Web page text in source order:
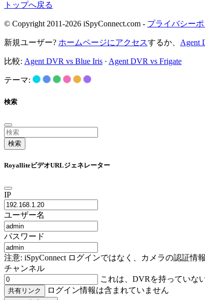
トップへ戻る
© Copyright 2011-2026 iSpyConnect.com - プライバシー
新規ユーザー? ホームページにアクセスするか、 Agent
比較: Agent DVR vs Blue Iris · Agent DVR vs Frigate
テーマ:
検索
検索
RoyalliteビデオURLジェネレーター
IP
ユーザー名
パスワード
注意: iSpyConnect ログインではなく、カメラの認証
チャンネル
これは、DVRを持っていな
共有リンク ログイン情報は含まれていません